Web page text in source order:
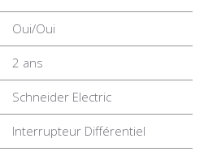
Oui/Oui
2 ans
Schneider Electric
Interrupteur Différentiel